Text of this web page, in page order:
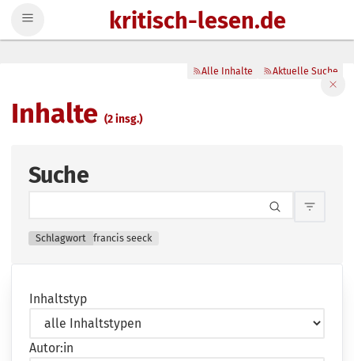
kritisch-lesen.de
Inhalte(2 insg.)
Alle Inhalte Aktuelle Suche
Suche
Schlagwort francis seeck
Inhaltstyp
Autor:in